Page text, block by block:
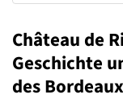
Château de
Geschichte
des Bordeaux